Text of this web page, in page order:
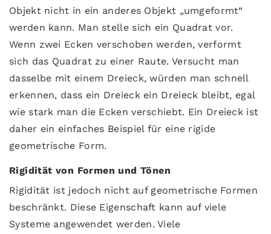
Objekt nicht in ein anderes Objekt „umgeformt“
werden kann. Man stelle sich ein Quadrat vor.
Wenn zwei Ecken verschoben werden, verformt
sich das Quadrat zu einer Raute. Versucht man
dasselbe mit einem Dreieck, würden man schnell
erkennen, dass ein Dreieck ein Dreieck bleibt, egal
wie stark man die Ecken verschiebt. Ein Dreieck ist
daher ein einfaches Beispiel für eine rigide
geometrische Form.
Rigidität von Formen und Tönen
Rigidität ist jedoch nicht auf geometrische Formen
beschränkt. Diese Eigenschaft kann auf viele
Systeme angewendet werden. Viele